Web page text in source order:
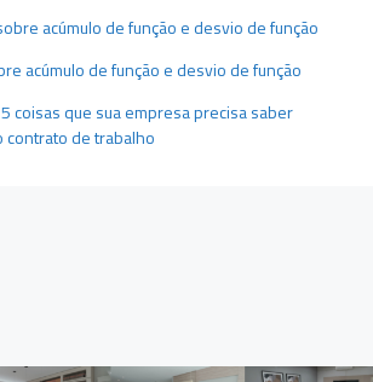
acúmulo de função e desvio de função
acúmulo de função e desvio de função
5 coisas que sua empresa precisa saber
contrato de trabalho